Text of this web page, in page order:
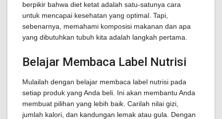
berpikir bahwa diet ketat adalah satu-satunya cara
untuk mencapai kesehatan yang optimal. Tapi,
sebenarnya, memahami komposisi makanan dan apa
yang dibutuhkan tubuh kita adalah langkah pertama.
Belajar Membaca Label Nutrisi
Mulailah dengan belajar membaca label nutrisi pada
setiap produk yang Anda beli. Ini akan membantu Anda
membuat pilihan yang lebih baik. Carilah nilai gizi,
jumlah kalori, dan kandungan lemak atau gula. Dengan